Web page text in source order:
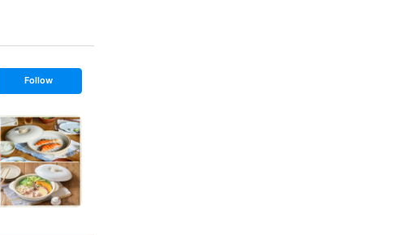
s
t
o
l
l
o
w
Follow